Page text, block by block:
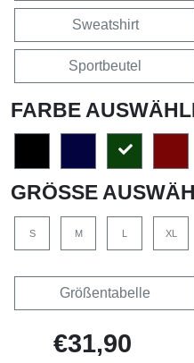
Sweatshirt
Sportbeutel
FARBE
GRÖSSE
S M L XL
Größentabelle
€31,90